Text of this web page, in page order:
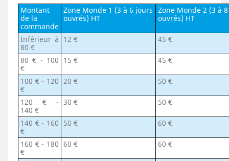
Montant
de la
commande
Zone Monde 1 (3 à 6 jours
ouvrés) HT
Zone Monde 2 (3 à
ouvrés) HT
Inférieur à
80 €
12 € 45 €
80 € - 100
€
15 € 45 €
100 € - 120
€
20 € 50 €
120 € -
140 €
30 € 50 €
140 € - 160
€
50 € 60 €
160 € - 180
€
60 € 60 €